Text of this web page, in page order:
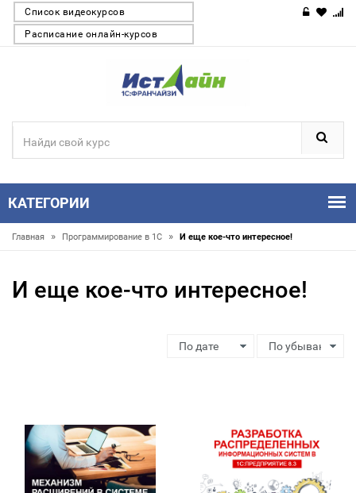
Список видеокурсов
Расписание онлайн-курсов
КАТЕГОРИИ
Главная » Программирование в 1С » И еще кое-что интересное!
И еще кое-что интересное!